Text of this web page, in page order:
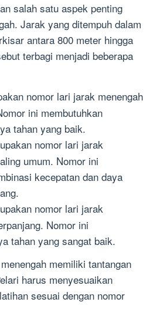
salah satu aspek penting
Jarak yang ditempuh dalam
antara 800 meter hingga
terbagi menjadi beberapa
nomor lari jarak menengah
ini membutuhkan
tahan yang baik.
nomor lari jarak
umum. Nomor ini
kecepatan dan daya
nomor lari jarak
Nomor ini
tahan yang sangat baik.
memiliki tantangan
harus menyesuaikan
sesuai dengan nomor